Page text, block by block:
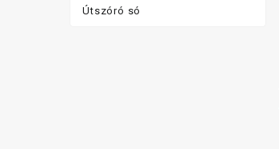
Útszóró só